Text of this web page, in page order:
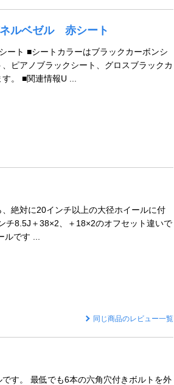
ルベゼル 赤シート
ト ■シートカラーはブラックカーボンシ
ピアノブラックシート、グロスブラックカ
。 ■関連情報U ...
絶対に20インチ以上の大径ホイールに付
チ8.5J＋38×2、＋18×2のオフセット違いで
です ...
同じ商品のレビュー一覧
す。 最低でも6本の六角穴付きボルトを外